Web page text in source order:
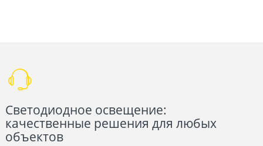
Светодиодное освещение:
качественные решения для любых
объектов